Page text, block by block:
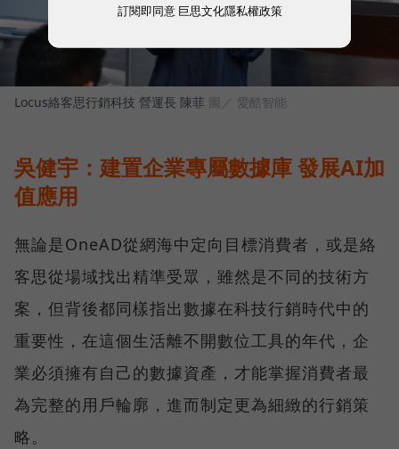
Locus絡客思行銷科技 營運長 陳菲 圖／ 愛酷智能
吳健宇：建置企業專屬數據庫 發展AI加
值應用
無論是OneAD從網海中定向目標消費者，或是絡
客思從場域找出精準受眾，雖然是不同的技術方
案，但背後都同樣指出數據在科技行銷時代中的
重要性，在這個生活離不開數位工具的年代，企
業必須擁有自己的數據資產，才能掌握消費者最
為完整的用戶輪廓，進而制定更為細緻的行銷策
略。
訂閱即同意 巨思文化隱私權政策